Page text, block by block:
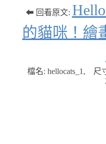
⬅ 回看原文:
的貓咪！繪
檔名: hellocats_1 , 尺